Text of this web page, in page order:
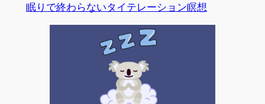
眠りで終わらないタイテレーション瞑想